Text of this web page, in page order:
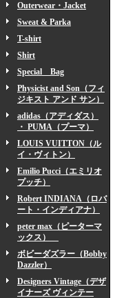
Outerwear・Jacket
Sweat & Parka
T-shirt
Shirt
Special Bag
Physicist and Son（フィ
ジキスト アンド サン）
adidas（アディダス）
・ PUMA（プーマ）
LOUIS VUITTON（ル
イ・ヴィトン）
Emilio Pucci（エミリオ
プッチ）
Robert INDIANA（ロバ
ート・インディアナ）
peter max（ピーターマ
ックス）
ボビーダズラー（Bobby
Dazzler）
Designers Vintage（デザ
イナーズ ヴィンテー